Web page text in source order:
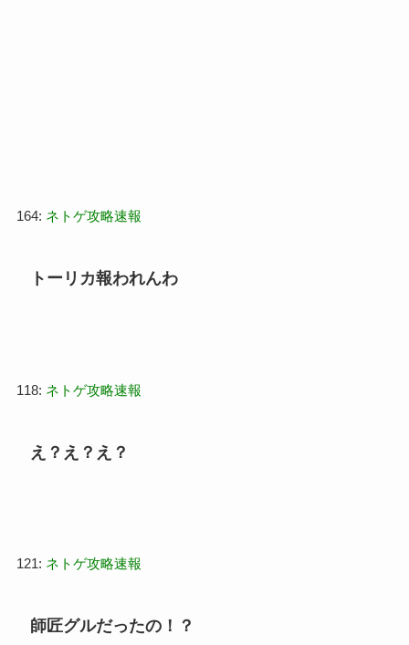
164: ネトゲ攻略速報
トーリカ報われんわ
118: ネトゲ攻略速報
え？え？え？
121: ネトゲ攻略速報
師匠グルだったの！？